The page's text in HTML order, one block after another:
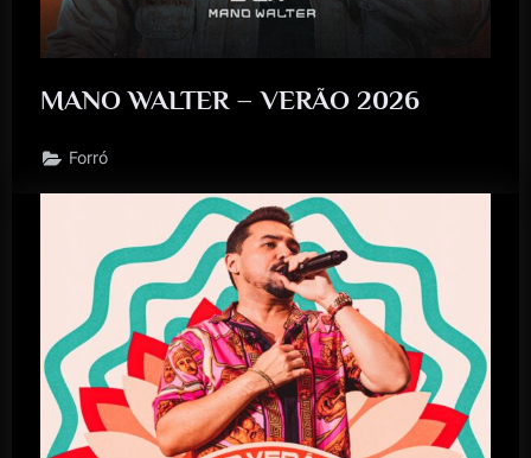
MANO WALTER – VERÃO 2026
Forró